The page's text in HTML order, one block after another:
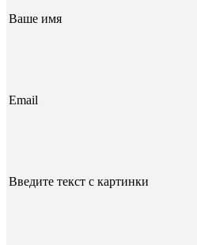
Ваше имя
Email
Введите текст с картинки